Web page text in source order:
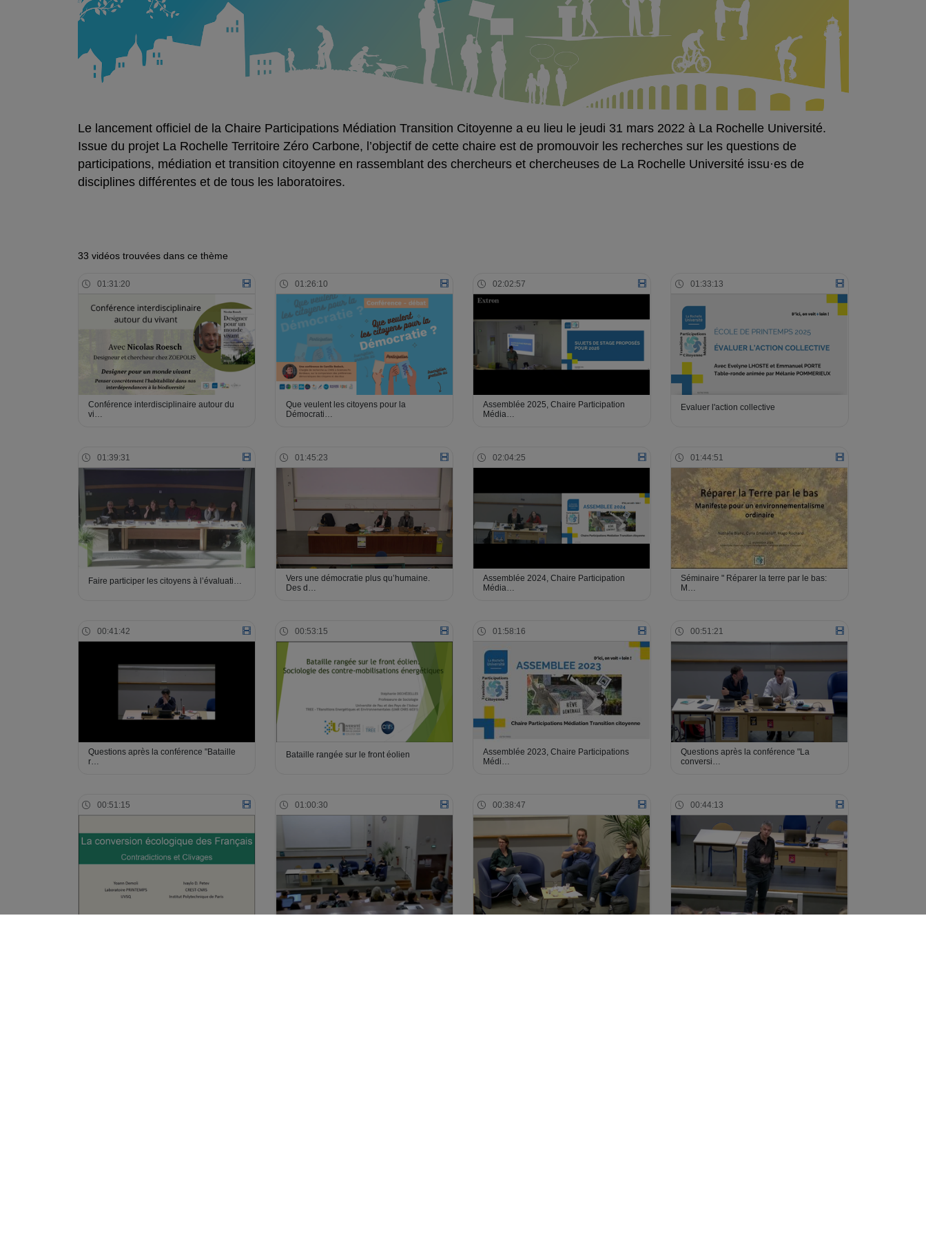
Le lancement officiel de la Chaire Participations Médiation Transition Citoyenne a eu lieu le jeudi 31 mars 2022 à La Rochelle Université.
Issue du projet La Rochelle Territoire Zéro Carbone, l’objectif de cette chaire est de promouvoir les recherches sur les questions de
participations, médiation et transition citoyenne en rassemblant des chercheurs et chercheuses de La Rochelle Université issu·es de
disciplines différentes et de tous les laboratoires.
33 vidéos trouvées dans ce thème
01:31:20
Conférence interdisciplinaire autour du
vi…
01:26:10
Que veulent les citoyens pour la
Démocrati…
02:02:57
Assemblée 2025, Chaire Participation
Média…
01:33:13
Evaluer l'action collective
01:39:31
Faire participer les citoyens à l’évaluati…
01:45:23
Vers une démocratie plus qu’humaine.
Des d…
02:04:25
Assemblée 2024, Chaire Participation
Média…
01:44:51
Séminaire " Réparer la terre par le bas:
M…
00:41:42
Questions après la conférence "Bataille
r…
00:53:15
Bataille rangée sur le front éolien
01:58:16
Assemblée 2023, Chaire Participations
Médi…
00:51:21
Questions après la conférence "La
conversi…
00:51:15 01:00:30 00:38:47 00:44:13